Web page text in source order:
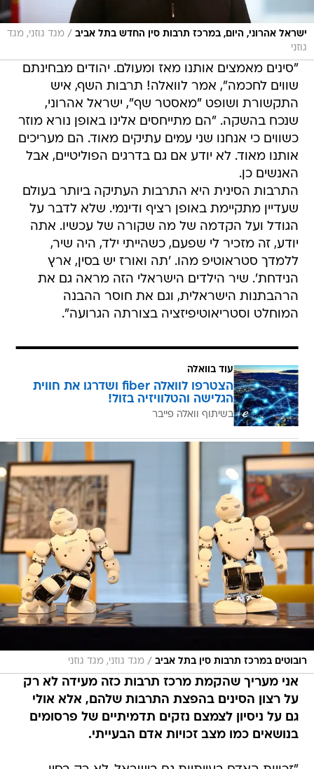
ישראל אהרוני, היום, במרכז תרבות סין החדש בתל אביב / מגד גוזני, מגד
גוזני
"סינים מאמצים אותנו מאז ומעולם. יהודים מבחינתם
שווים לחכמה", אמר לוואלה! תרבות השף, איש
התקשורת ושופט "מאסטר שף", ישראל אהרוני,
שנכח בהשקה. "הם מתייחסים אלינו באופן נורא מוזר
כשווים כי אנחנו שני עמים עתיקים מאוד. הם מעריכים
אותנו מאוד. לא יודע אם גם בדרגים הפוליטיים, אבל
האנשים כן.
התרבות הסינית היא התרבות העתיקה ביותר בעולם
שעדיין מתקיימת באופן רציף ודינמי. שלא לדבר על
הגודל ועל הקדמה של מה שקורה של עכשיו. אתה
יודע, זה מזכיר לי שפעם, כשהייתי ילד, היה שיר,
ללמדך סטראוטיפ מהו. 'תה ואורז יש בסין, ארץ
הנידחת'. שיר הילדים הישראלי הזה מראה גם את
הרהבתנות הישראלית, וגם את חוסר ההבנה
המוחלט וסטריאוטיפיזציה בצורתה הגרועה".
עוד בוואלה
הצטרפו לוואלה fiber ושדרגו את חווית
הגלישה והטלוויזיה בזול!
בשיתוף וואלה פייבר
רובוטים במרכז תרבות סין בתל אביב / מגד גוזני, מגד גוזני
אני מעריך שהקמת מרכז תרבות כזה מעידה לא רק
על רצון הסינים בהפצת התרבות שלהם, אלא אולי
גם על ניסיון לצמצם נזקים תדמיתיים של פרסומים
בנושאים כמו מצב זכויות אדם הבעייתי.